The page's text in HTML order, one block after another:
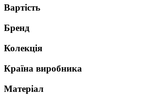
Вартість
Бренд
Колекція
Країна виробника
Матеріал